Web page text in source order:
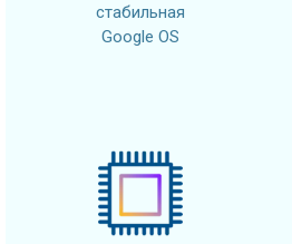
стабильная
Google OS